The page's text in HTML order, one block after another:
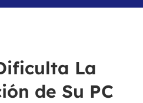
La
de Su PC